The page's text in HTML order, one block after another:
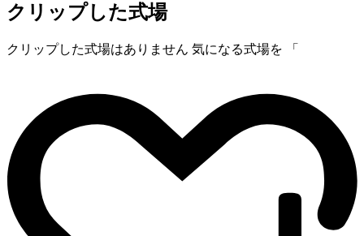
クリップした式場
クリップした式場はありません 気になる式場を 「